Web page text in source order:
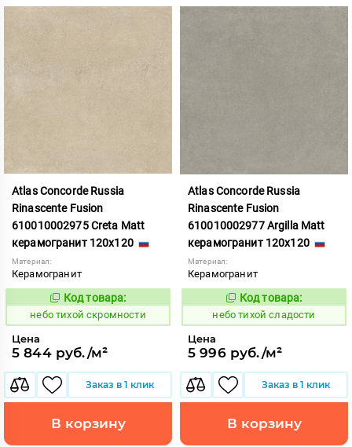
Atlas Concorde Russia
Rinascente Fusion
610010002975 Creta Matt
керамогранит 120x120
Материал:
Керамогранит
1122093
Код товара:
небо тихой скромности
Цена
5 844 руб./м²
Заказ в 1 клик
В корзину
Atlas Concorde Russia
Rinascente Fusion
610010002977 Argilla Matt
керамогранит 120x120
Материал:
Керамогранит
1122095
Код товара:
небо тихой сладости
Цена
5 996 руб./м²
Заказ в 1 клик
В корзину